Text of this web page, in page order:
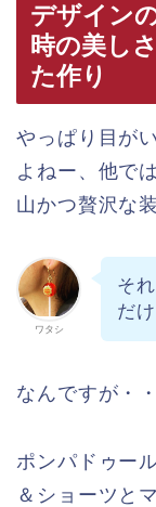
デザイン
時の美し
た作り
やっぱり目が
よねー、他で
山かつ贅沢な
ワタシ
そ
だ
なんですが・・
ポンパドゥー
＆ショーツと